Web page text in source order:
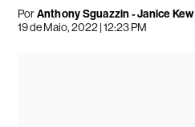
PorAnthony Sguazzin - Janice Kew
19 de Maio, 2022 | 12:23 PM